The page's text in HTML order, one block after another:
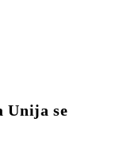
Unija se